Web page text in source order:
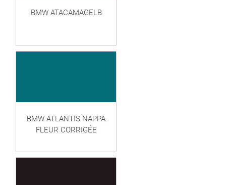
BMW ATACAMAGELB
BMW ATLANTIS NAPPA
FLEUR CORRIGÉE